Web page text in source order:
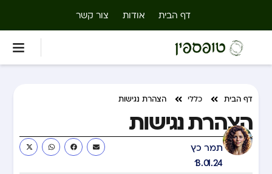
דף הבית אודות צור קשר
דף הבית כללי הצהרת נגישות
הצהרת נגישות
תמר כץ
13.01.24